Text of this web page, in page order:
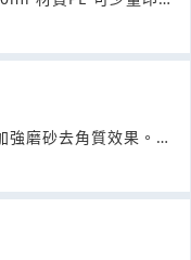
磨砂去角質效果。舞